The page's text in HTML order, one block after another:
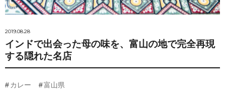
2019.08.28
インドで出会った母の味を、富山の地で完全再現
する隠れた名店
カレー 富山県